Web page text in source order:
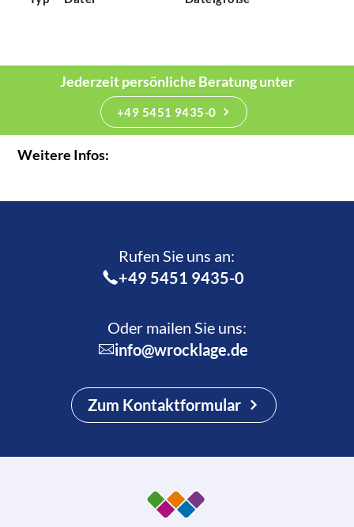
Jederzeit persönliche Beratung unter
+49 5451 9435-0
Weitere Infos:
Rufen Sie uns an:­
+49 5451 9435-0
Oder mailen Sie uns:
info@wrocklage.de
Zum Kontaktformular